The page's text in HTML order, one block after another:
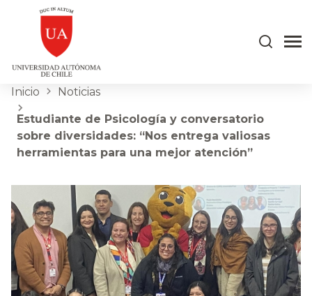
Inicio Noticias
Estudiante de Psicología y conversatorio
sobre diversidades: “Nos entrega valiosas
herramientas para una mejor atención”